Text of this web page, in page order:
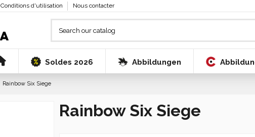
Conditions d'utilisation Nous contacter
Soldes 2026 Abbildungen
Rainbow Six Siege
Rainbow Six Siege